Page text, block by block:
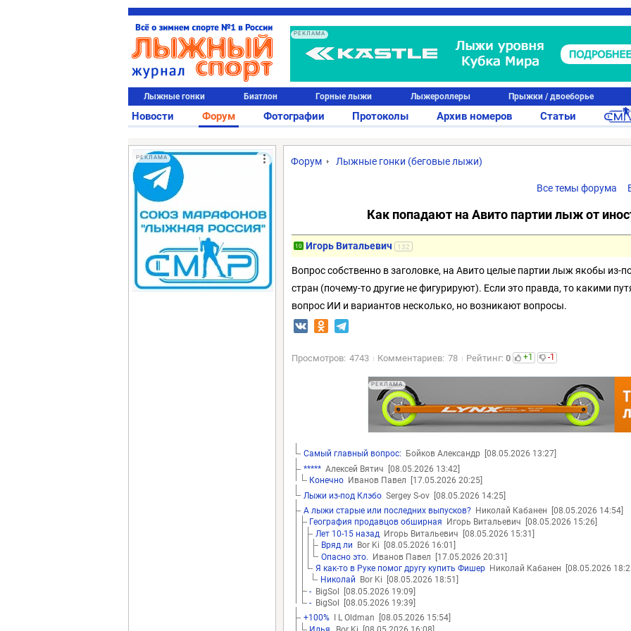
РЕКЛАМА
Лыжные гонки Биатлон Горные лыжи Лыжероллеры Прыжки / двоеборье
Новости Форум Фотографии Протоколы Архив номеров Статьи
РЕКЛАМА Форум Лыжные гонки (беговые лыжи)
Все темы форума
Как попадают на Авито партии лыж от
10 Игорь Витальевич 132
Вопрос собственно в заголовке, на Авито целые партии лыж якобы из-
стран (почему-то другие не фигурируют). Если это правда, то какими
вопрос ИИ и вариантов несколько, но возникают вопросы.
Просмотров: 4743 Комментариев: 78 Рейтинг:0 +1 -1
РЕКЛАМА
Самый главный вопрос: Бойков Александр
[08.05.2026 13:27]
*****Алексей Вятич
[08.05.2026 13:42]
Конечно Иванов Павел
[17.05.2026 20:25]
Лыжи из-под КлэбоSergey S-ov [08.05.2026 14:25]
А лыжи старые или последних выпусков?Николай Кабанен
[08.05.2026 14:54]
География продавцов обширная Игорь Витальевич
[08.05.2026 15:26]
Лет 10-15 назад Игорь Витальевич
[08.05.2026 15:31]
Вряд ли Bor Ki
[08.05.2026 16:01]
Опасно это. Иванов Павел
[17.05.2026 20:31]
Я как-то в Руке помог другу купить ФишерНиколай Кабанен
[08.05.2026
Николай Bor Ki
[08.05.2026 18:51]
- BigSol
[08.05.2026 19:09]
- BigSol
[08.05.2026 19:39]
+100%I L Oldman
[08.05.2026 15:54]